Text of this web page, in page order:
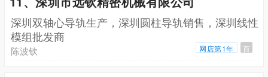
深圳双轴心导轨生产，深圳圆柱导轨销售，深圳线性
模组批发商
陈波钦 网店第1年 百